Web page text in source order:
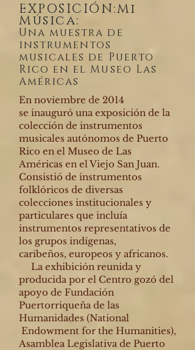
EXPOSICIÓN:Mi
Música:
Una muestra de
instrumentos
musicales de Puerto
Rico en el Museo Las
Américas
En noviembre de 2014
se inauguró una exposición de la
colección de instrumentos
musicales autónomos de Puerto
Rico en el Museo de Las
Américas en el Viejo San Juan.
Consistió de instrumentos
folklóricos de diversas
colecciones institucionales y
particulares que incluía
instrumentos representativos de
los grupos indígenas,
caribeños, europeos y africanos.
La exhibición reunida y
producida por el Centro gozó del
apoyo de Fundación
Puertorriqueña de las
Humanidades (National
Endowment for the Humanities),
Asamblea Legislativa de Puerto